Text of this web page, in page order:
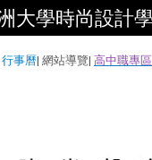
大學時尚設計
行事曆| 網站導覽| 高中職專區